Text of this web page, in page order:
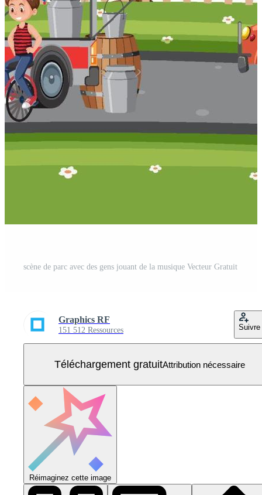
scène de parc avec des gens jouant de la musique Vecteur Gratuit
Graphics RF
151 512 Ressources Suivre
Téléchargement gratuitAttribution nécessaire
Réimaginez cette image